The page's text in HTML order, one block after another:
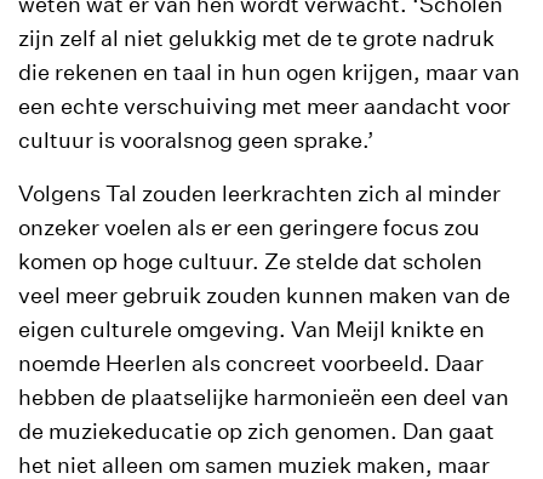
zijn zelf al niet gelukkig met de te grote nadruk
die rekenen en taal in hun ogen krijgen, maar van
een echte verschuiving met meer aandacht voor
cultuur is vooralsnog geen sprake.’
Volgens Tal zouden leerkrachten zich al minder
onzeker voelen als er een geringere focus zou
komen op hoge cultuur. Ze stelde dat scholen
veel meer gebruik zouden kunnen maken van de
eigen culturele omgeving. Van Meijl knikte en
noemde Heerlen als concreet voorbeeld. Daar
hebben de plaatselijke harmonieën een deel van
de muziekeducatie op zich genomen. Dan gaat
het niet alleen om samen muziek maken, maar